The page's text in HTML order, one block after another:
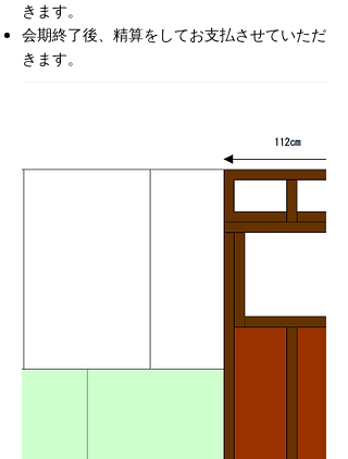
きます。
会期終了後、精算をしてお支払させていただ
きます。